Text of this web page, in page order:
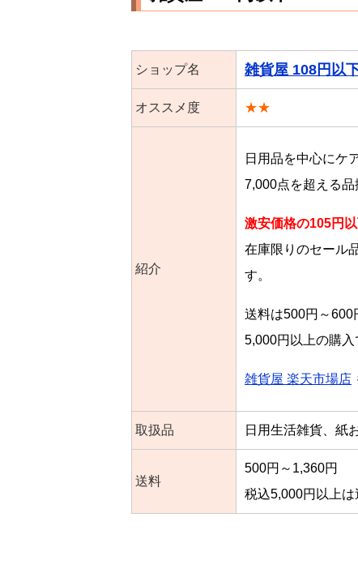
ショップ名 雑貨屋 108円以
オススメ度 ★★
紹介
日用品を中心にケ
7,000点を超える品
激安価格の105円
在庫限りのセール
す。
送料は500円～600
5,000円以上の購入
雑貨屋 楽天市場店
取扱品 日用生活雑貨、紙
送料
500円～1,360円
税込5,000円以上は